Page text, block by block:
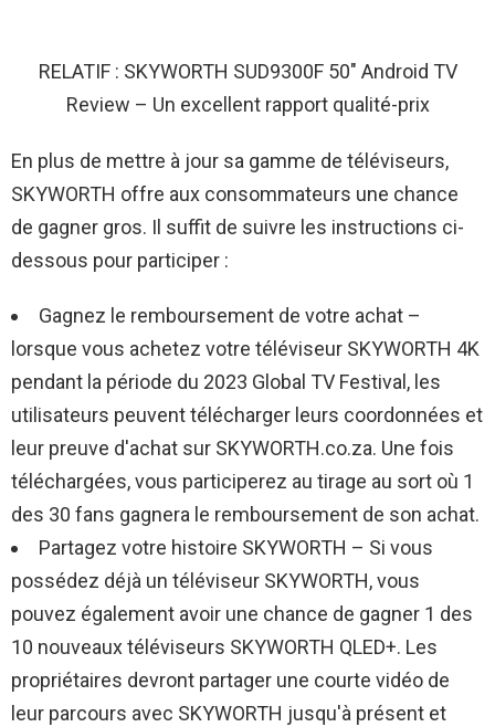
RELATIF : SKYWORTH SUD9300F 50″ Android TV
Review – Un excellent rapport qualité-prix
En plus de mettre à jour sa gamme de téléviseurs,
SKYWORTH offre aux consommateurs une chance
de gagner gros. Il suffit de suivre les instructions ci-
dessous pour participer :
Gagnez le remboursement de votre achat –
lorsque vous achetez votre téléviseur SKYWORTH 4K
pendant la période du 2023 Global TV Festival, les
utilisateurs peuvent télécharger leurs coordonnées et
leur preuve d'achat sur SKYWORTH.co.za. Une fois
téléchargées, vous participerez au tirage au sort où 1
des 30 fans gagnera le remboursement de son achat.
Partagez votre histoire SKYWORTH – Si vous
possédez déjà un téléviseur SKYWORTH, vous
pouvez également avoir une chance de gagner 1 des
10 nouveaux téléviseurs SKYWORTH QLED+. Les
propriétaires devront partager une courte vidéo de
leur parcours avec SKYWORTH jusqu'à présent et